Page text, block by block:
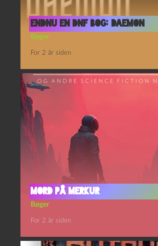
Endnu en DNF bog: Daemon
Bøger
For 2 år siden
Mord på Merkur
Bøger
For 2 år siden